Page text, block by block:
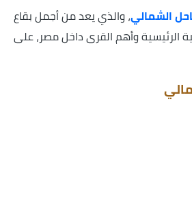
الشمالي، والذي يعد من أجمل بقاع
المدن السياحية الرئيسية وأهم القرى داخل مصر، على